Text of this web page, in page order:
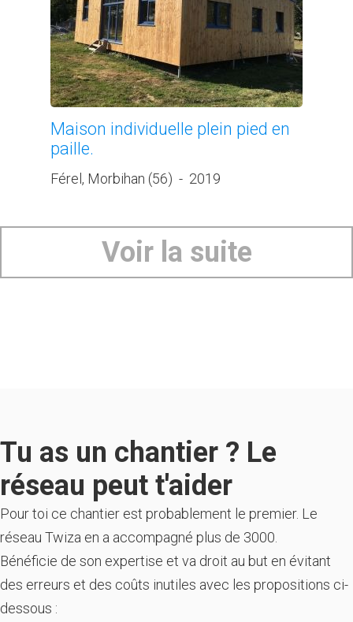
Maison individuelle plein pied en
paille.
Férel, Morbihan (56) - 2019
Voir la suite
Tu as un chantier ? Le
réseau peut t'aider
Pour toi ce chantier est probablement le premier. Le
réseau Twiza en a accompagné plus de 3000.
Bénéficie de son expertise et va droit au but en évitant
des erreurs et des coûts inutiles avec les propositions ci-
dessous :